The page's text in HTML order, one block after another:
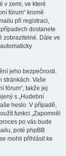
v zemi, ve které
fórum“ kromě
při registraci,
dostanete
zobrazitelné. Dále ve
jeho bezpečnosti.
stránkách. Vaše
fórum“, takže jej
s „Hudební
heslo. V případě,
funkci „Zapomněl
po vás bude
poté phpBB
mohli přihlásit ke